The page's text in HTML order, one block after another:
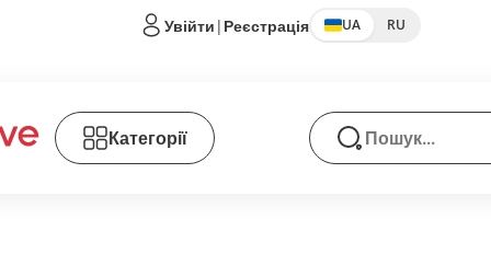
Увійти | Реєстрація UA RU
Категорії Пошук товарів